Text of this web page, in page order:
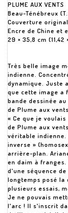
PLUME AUX VENTS
Beau-Ténébreux
Couverture
Encre de Chine et
29 × 35,8 cm (11,42
Très belle image
indienne.
dynamique. Juste
que cette image a
bande dessinée
de Plume aux
« Ce que je
de Plume aux
véritable indienne.
inverse »
arrière-plan.
en daim à
d'une séquence
longtemps posé la
plusieurs essais,
Je ne pouvais
l'arc ! Il s'inscrit